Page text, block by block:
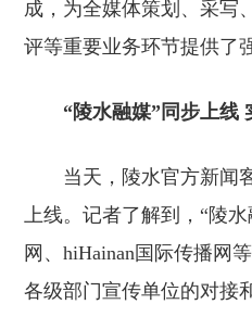
成，为全媒体策划、采写
评等重要业务环节提供了
“陵水融媒”同步上线
当天，陵水官方新闻
上线。记者了解到，“陵
网、hiHainan国际传播网
各级部门宣传单位的对接